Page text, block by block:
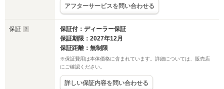
アフターサービスを問い合わせる
保証
保証付：ディーラー保証
保証期限：2027年12月
保証距離：無制限
※保証費用は本体価格に含まれています。詳細については、販売店
にご確認ください。
詳しい保証内容を問い合わせる